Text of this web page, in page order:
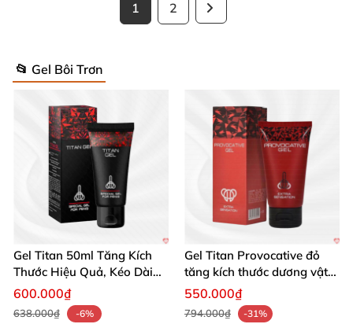
1 2
📂 Gel Bôi Trơn
Gel Titan 50ml Tăng Kích
Thước Hiệu Quả, Kéo Dài
Thời Gian
600.000₫
638.000₫
-6%
Gel Titan Provocative đỏ
tăng kích thước dương vật
chính hãng 50ml nam
550.000₫
794.000₫
-31%